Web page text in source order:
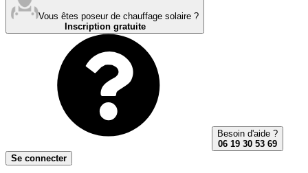
Vous êtes poseur de chauffage solaire ?
Inscription gratuite
Besoin d'aide ?
06 19 30 53 69
Se connecter